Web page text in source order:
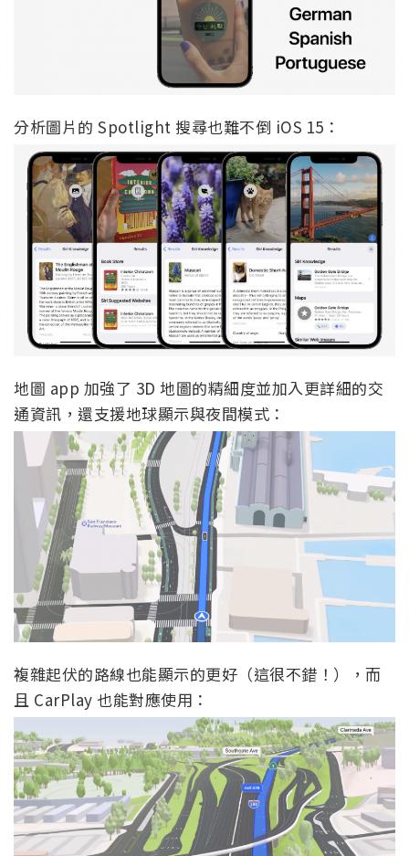
分析圖片的 Spotlight 搜尋也難不倒 iOS 15：
地圖 app 加強了 3D 地圖的精細度並加入更詳細的交
通資訊，還支援地球顯示與夜間模式：
複雜起伏的路線也能顯示的更好（這很不錯！），而
且 CarPlay 也能對應使用：